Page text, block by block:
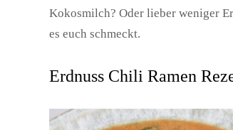
Kokosmilch? Oder lieber weniger
es euch schmeckt.
Erdnuss Chili Ramen